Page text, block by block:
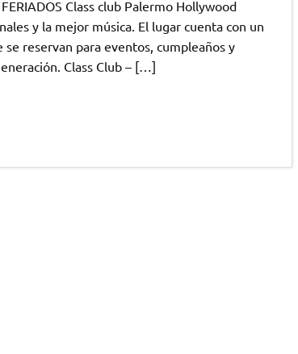
FERIADOS Class club Palermo Hollywood
y la mejor música. El lugar cuenta con un
reservan para eventos, cumpleaños y
Class Club – […]